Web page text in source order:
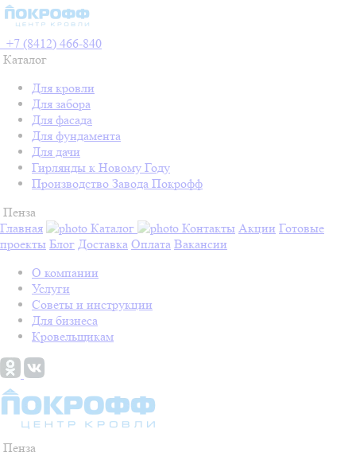
+7 (8412) 466-840
Каталог
Для кровли
Для забора
Для фасада
Для фундамента
Для дачи
Гирлянды к Новому Году
Производство Завода Покрофф
Пенза
Главная
Каталог Контакты Акции Готовые
проекты Блог Доставка Оплата Вакансии
О компании
Услуги
Советы и инструкции
Для бизнеса
Кровельщикам
Пенза